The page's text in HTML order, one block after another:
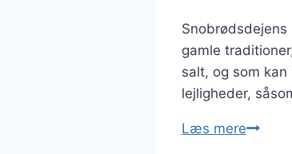
gamle
salt, og som
lejligheder,
Læs mere